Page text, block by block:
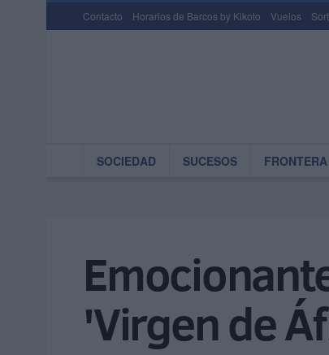
Contacto Horarios de Barcos by Kikoto Vuelos
SOCIEDAD SUCESOS FRONTERA
'Virgen de